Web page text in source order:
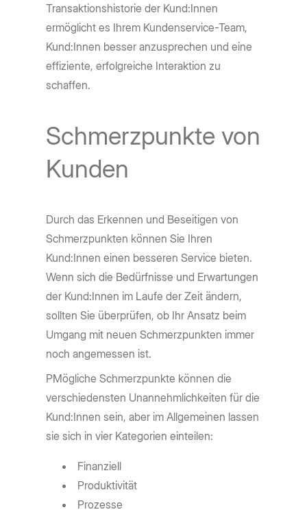
Transaktionshistorie der Kund:Innen
ermöglicht es Ihrem Kundenservice-Team,
Kund:Innen besser anzusprechen und eine
effiziente, erfolgreiche Interaktion zu
schaffen.
Schmerzpunkte von
Kunden
Durch das Erkennen und Beseitigen von
Schmerzpunkten können Sie Ihren
Kund:Innen einen besseren Service bieten.
Wenn sich die Bedürfnisse und Erwartungen
der Kund:Innen im Laufe der Zeit ändern,
sollten Sie überprüfen, ob Ihr Ansatz beim
Umgang mit neuen Schmerzpunkten immer
noch angemessen ist.
PMögliche Schmerzpunkte können die
verschiedensten Unannehmlichkeiten für die
Kund:Innen sein, aber im Allgemeinen lassen
sie sich in vier Kategorien einteilen:
Finanziell
Produktivität
Prozesse